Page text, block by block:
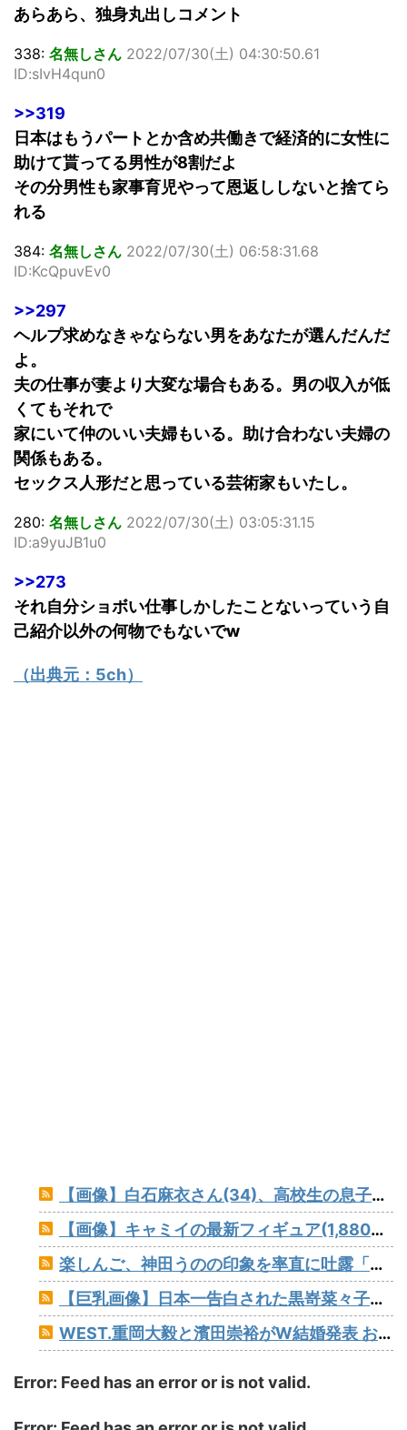
あらあら、独身丸出しコメント
338: 名無しさん 2022/07/30(土) 04:30:50.61
ID:sIvH4qun0
>>319
日本はもうパートとか含め共働きで経済的に女性に
助けて貰ってる男性が8割だよ
その分男性も家事育児やって恩返ししないと捨てら
れる
384: 名無しさん 2022/07/30(土) 06:58:31.68
ID:KcQpuvEv0
>>297
ヘルプ求めなきゃならない男をあなたが選んだんだ
よ。
夫の仕事が妻より大変な場合もある。男の収入が低
くてもそれで
家にいて仲のいい夫婦もいる。助け合わない夫婦の
関係もある。
セックス人形だと思っている芸術家もいたし。
280: 名無しさん 2022/07/30(土) 03:05:31.15
ID:a9yuJB1u0
>>273
それ自分ショボい仕事しかしたことないっていう自
己紹介以外の何物でもないでw
（出典元： 5ch）
【画像】白石麻衣さん(34)、高校生の息子がいるオカンみたいになってしまう
【画像】キャミイの最新フィギュア(1,88000円)、ガチで作り込みがエグすぎる
楽しんご、神田うのの印象を率直に吐露「あまりにも素っ気ない態度を取られて寂しい」
【巨乳画像】日本一告白された黒嵜菜々子、おっぱい水着グラビアがエッチすぎるwww
WEST.重岡大毅と濱田崇裕がW結婚発表 お相手はともに一般女性 重岡はすでに子供も「尊い」
Error: Feed has an error or is not valid.